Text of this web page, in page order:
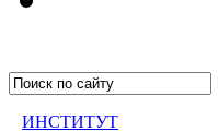
ИНСТИТУТ